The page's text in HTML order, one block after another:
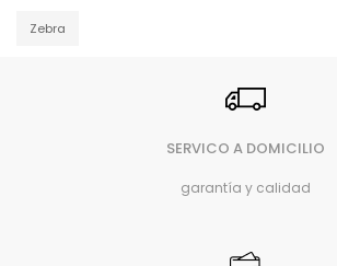
Zebra
SERVICO A DOMICILIO
garantía y calidad